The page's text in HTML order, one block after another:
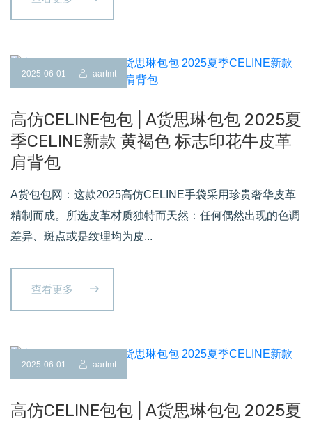
2025-06-01 aartmt
高仿CELINE包包 | A货思琳包包 2025夏
季CELINE新款 黄褐色 标志印花牛皮革
肩背包
A货包包网：这款2025高仿CELINE手袋采用珍贵奢华皮革
精制而成。所选皮革材质独特而天然：任何偶然出现的色调
差异、斑点或是纹理均为皮...
查看更多
2025-06-01 aartmt
高仿CELINE包包 | A货思琳包包 2025夏